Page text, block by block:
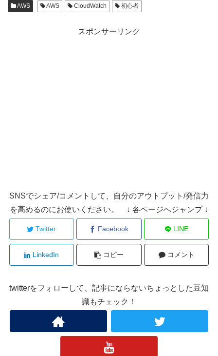
AWS AWS CloudWatch 初心者
スポンサーリンク
SNSでシェア/コメントして、自分のアウトプット/発信力
を高めるのにお使いください。 ↓ 各ページへジャンプ ↓
Twitter Facebook LINE
LinkedIn コピー コメント
twitterをフォローして、記事にならないちょっとした豆知
識もチェック！